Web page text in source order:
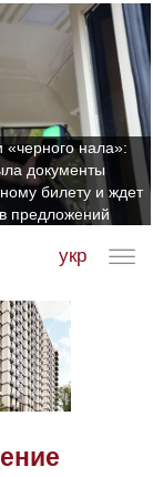
«черного нала»:
документы
билету и ждет
предложений
укр